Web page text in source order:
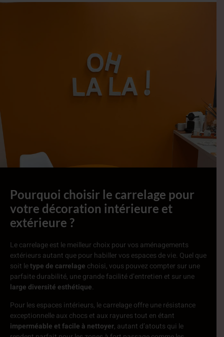
Pourquoi choisir le carrelage pour
votre décoration intérieure et
extérieure ?
Le carrelage est le meilleur choix pour vos aménagements
extérieurs autant que pour habiller vos espaces de vie. Quel que
soit letype de carrelage choisi, vous pouvez compter sur une
parfaite durabilité, une grande facilité d’entretien et sur une
large diversité esthétique.
Pour les espaces intérieurs, le carrelage offre une résistance
exceptionnelle aux chocs et aux rayures tout en étant
imperméable et facile à nettoyer, autant d’atouts qui le